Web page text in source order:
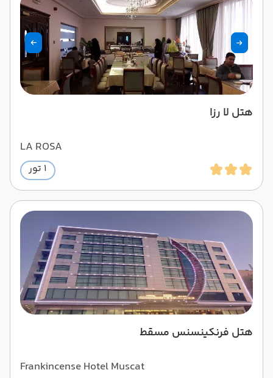
هتل لا رزا
LA ROSA
1 تور
هتل فرنکینسنس مسقط
Frankincense Hotel Muscat